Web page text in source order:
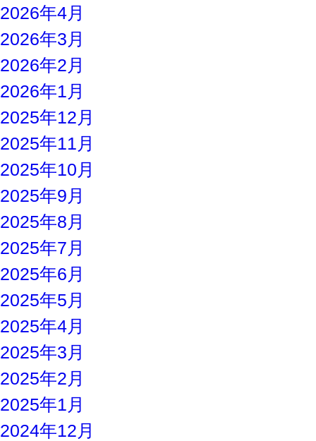
2026年4月
2026年3月
2026年2月
2026年1月
2025年12月
2025年11月
2025年10月
2025年9月
2025年8月
2025年7月
2025年6月
2025年5月
2025年4月
2025年3月
2025年2月
2025年1月
2024年12月